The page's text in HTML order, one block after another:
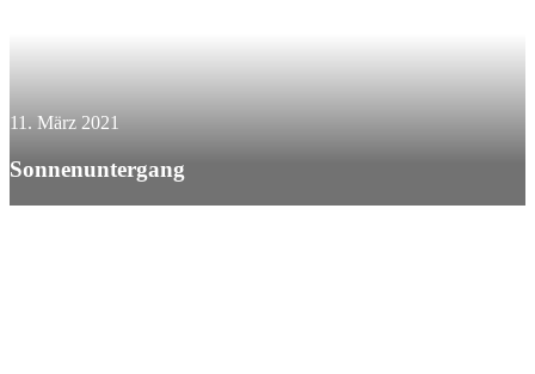
11. März 2021
Sonnenuntergang